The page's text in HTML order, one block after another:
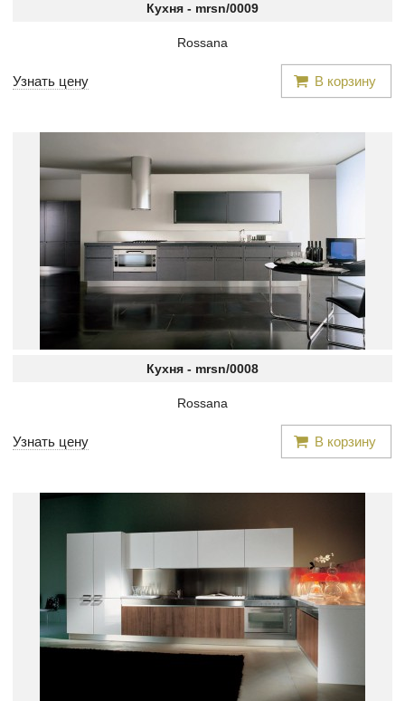
Кухня - mrsn/0009
Rossana
Узнать цену В корзину
Кухня - mrsn/0008
Rossana
Узнать цену В корзину